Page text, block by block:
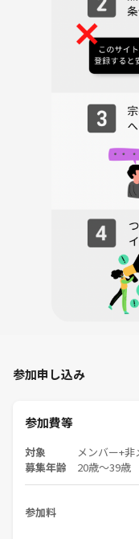
参加申し込み
参加費等
対象 メンバー+非
募集年齢 20歳〜39歳
参加料